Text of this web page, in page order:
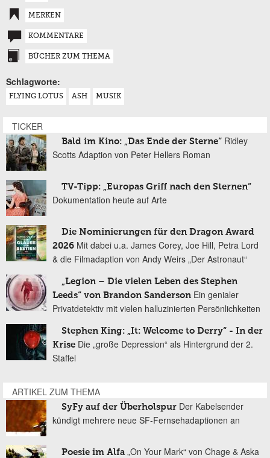
MERKEN
KOMMENTARE
BÜCHER ZUM THEMA
Schlagworte:
FLYING LOTUS ASH MUSIK
TICKER
Bald im Kino: „Das Ende der Sterne“ Ridley
Scotts Adaption von Peter Hellers Roman
TV-Tipp: „Europas Griff nach den Sternen“
Dokumentation heute auf Arte
Die Nominierungen für den Dragon Award
2026 Mit dabei u.a. James Corey, Joe Hill, Petra Lord
& die Filmadaption von Andy Weirs „Der Astronaut“
„Legion – Die vielen Leben des Stephen
Leeds“ von Brandon Sanderson Ein genialer
Privatdetektiv mit vielen halluzinierten Persönlichkeiten
Stephen King: „It: Welcome to Derry“ - In der
Krise Die „große Depression“ als Hintergrund der 2.
Staffel
ARTIKEL ZUM THEMA
SyFy auf der Überholspur Der Kabelsender
kündigt mehrere neue SF-Fernsehadaptionen an
Poesie im Alfa „On Your Mark“ von Chage & Aska